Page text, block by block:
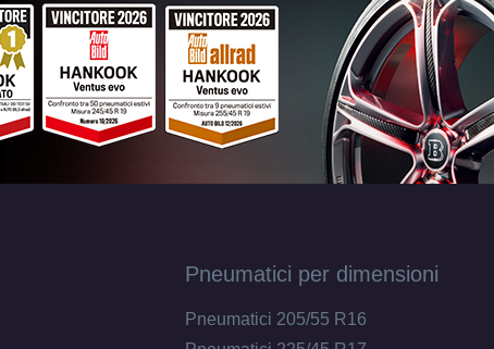
6.5X16 ET40 5x114.3
Foro centrale: 72.3mm Disponibile
MOMO WHEELS Reds Fast Nero Opaco Diamantato
5 fori 16" 6.5X16 ET40 5x100
Foro centrale: 72.3mm
Disponibile
MOMO WHEELS Reds Fast Nero Opaco Diamantato
5 fori 16" 6.5X16 ET40 5x114.3
Pneumatici per dimensioni
Pneumatici 205/55 R16